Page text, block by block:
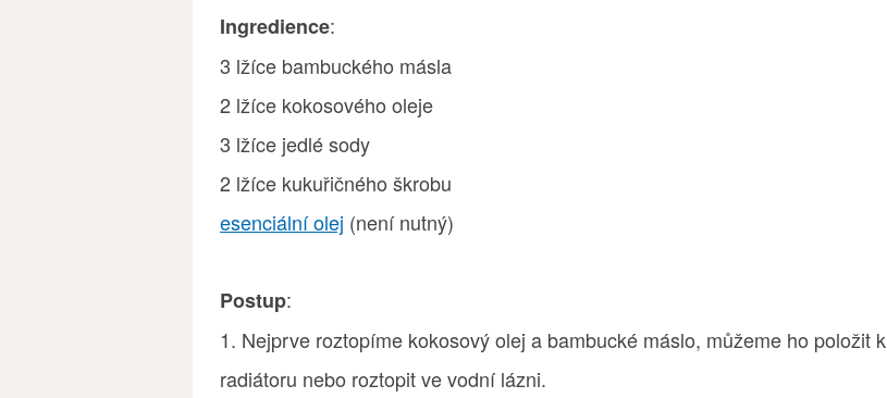
Ingredience:
3 lžíce bambuckého másla
2 lžíce kokosového oleje
3 lžíce jedlé sody
2 lžíce kukuřičného škrobu
esenciální olej (není nutný)
Postup:
1. Nejprve roztopíme kokosový olej a bambucké máslo, můžeme ho položit k
radiátoru nebo roztopit ve vodní lázni.